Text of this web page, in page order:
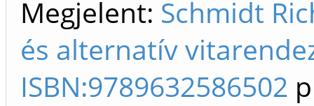
Megjelent: Schmidt
és alternatív
ISBN:9789632586502